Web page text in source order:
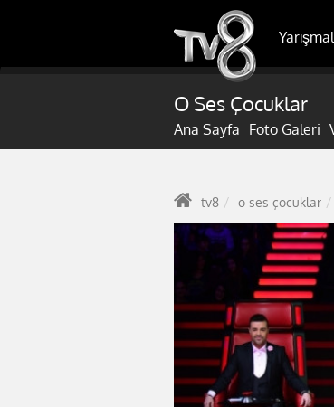
O Ses Çocuklar
Ana Sayfa Foto Galeri
tv8 o ses çocuklar